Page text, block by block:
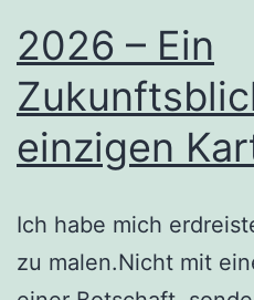
2026 – Ein
einzigen
Ich habe mich
zu malen.Nicht mit